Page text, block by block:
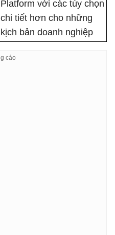
Platform với các tùy chọn
chi tiết hơn cho những
kịch bản doanh nghiệp